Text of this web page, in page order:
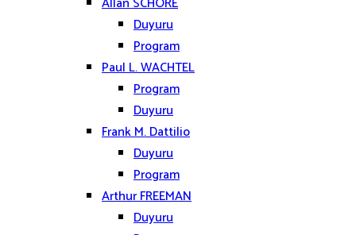
Duyuru
Program
Paul L. WACHTEL
Program
Duyuru
Frank M. Dattilio
Duyuru
Program
Arthur FREEMAN
Duyuru